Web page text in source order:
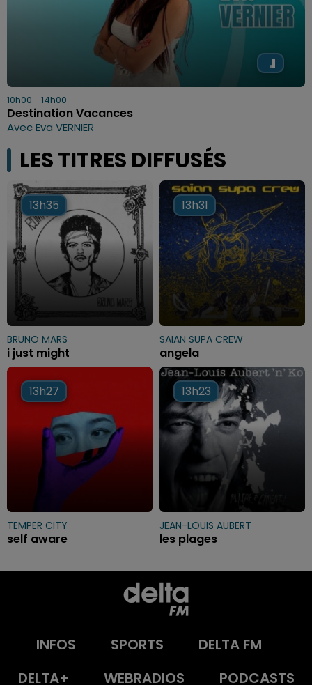
10h00 - 14h00
Destination Vacances
Avec Eva VERNIER
LES TITRES DIFFUSÉS
13h35
13h35
BRUNO MARS
i just might
13h31
13h31
SAIAN SUPA CREW
angela
13h27
13h27
TEMPER CITY
self aware
13h23
13h23
JEAN-LOUIS AUBERT
les plages
INFOS SPORTS
DELTA FM
DELTA+
WEBRADIOS PODCASTS